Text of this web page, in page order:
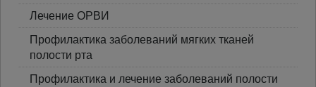
Лечение ОРВИ
Профилактика заболеваний мягких тканей
полости рта
Профилактика и лечение заболеваний полости